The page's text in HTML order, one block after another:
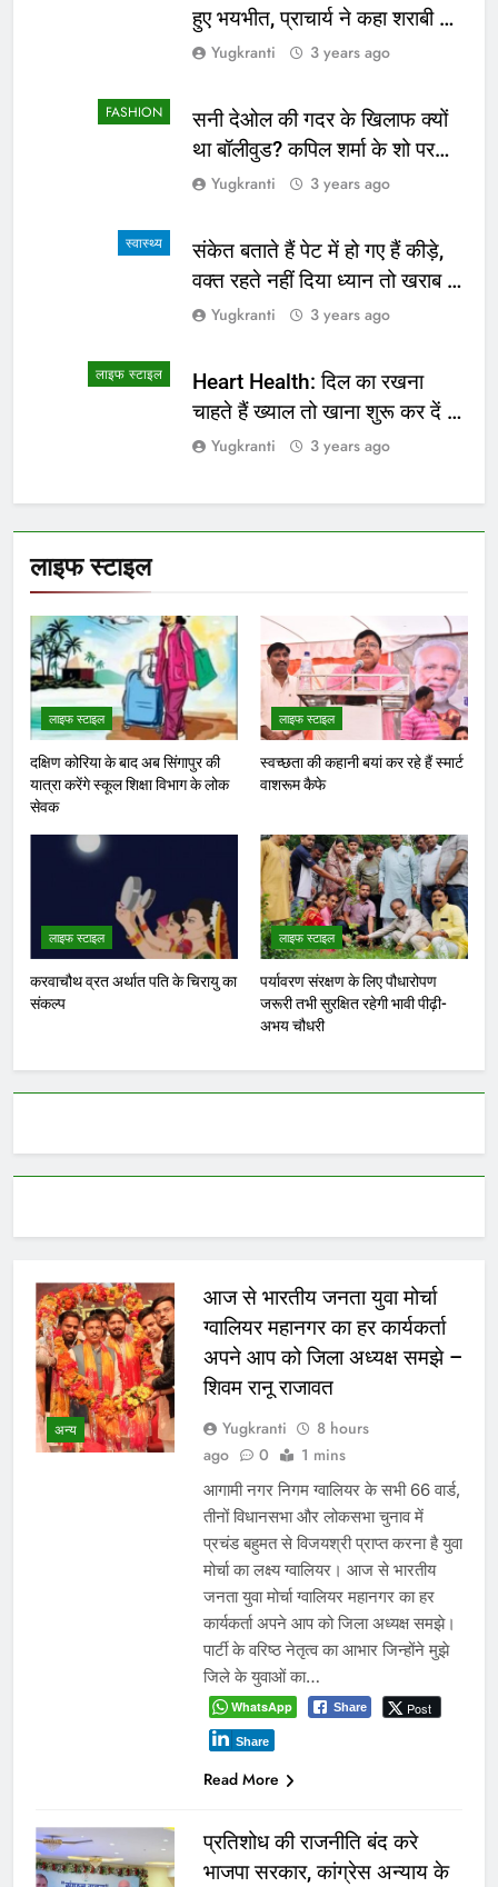
लाइफ स्टाइल
लाइफ स्टाइल
दक्षिण कोरिया के बाद अब सिंगापुर की
यात्रा करेंगे स्कूल शिक्षा विभाग के लोक
सेवक
लाइफ स्टाइल
स्वच्छता की कहानी बयां कर रहे हैं स्मार्ट
वाशरूम कैफे
लाइफ स्टाइल
करवाचौथ व्रत अर्थात पति के चिरायु का
संकल्प
लाइफ स्टाइल
पर्यावरण संरक्षण के लिए पौधारोपण
जरूरी तभी सुरक्षित रहेगी भावी पीढ़ी-
अभय चौधरी
हुए भयभीत, प्राचार्य ने कहा शराबी ने
उड़ाई अफवाह
Yugkranti 3 years ago
FASHION
सनी देओल की गदर के खिलाफ क्यों
था बॉलीवुड? कपिल शर्मा के शो पर
सामने आई सच्चाई
Yugkranti 3 years ago
स्वास्थ्य
संकेत बताते हैं पेट में हो गए हैं कीड़े,
वक्त रहते नहीं दिया ध्यान तो खराब हो
जाएगी हालत
Yugkranti 3 years ago
लाइफ स्टाइल
Heart Health: दिल का रखना
चाहते हैं ख्याल तो खाना शुरू कर दें ये
4 चीजें
Yugkranti 3 years ago
अन्य
आज से भारतीय जनता युवा मोर्चा
ग्वालियर महानगर का हर कार्यकर्ता
अपने आप को जिला अध्यक्ष समझे –
शिवम रानू राजावत
Yugkranti
8 hours
ago
0 1 mins
आगामी नगर निगम ग्वालियर के सभी 66 वार्ड,
तीनों विधानसभा और लोकसभा चुनाव में
प्रचंड बहुमत से विजयश्री प्राप्त करना है युवा
मोर्चा का लक्ष्य ग्वालियर। आज से भारतीय
जनता युवा मोर्चा ग्वालियर महानगर का हर
कार्यकर्ता अपने आप को जिला अध्यक्ष समझे।
पार्टी के वरिष्ठ नेतृत्व का आभार जिन्होंने मुझे
जिले के युवाओं का…
WhatsApp Share Post
Share
Read More
प्रतिशोध की राजनीति बंद करे
भाजपा सरकार, कांग्रेस अन्याय के